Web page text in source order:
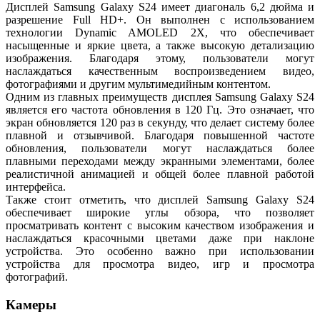
Дисплей Samsung Galaxy S24 имеет диагональ 6,2 дюйма и
разрешение Full HD+. Он выполнен с использованием
технологии Dynamic AMOLED 2X, что обеспечивает
насыщенные и яркие цвета, а также высокую детализацию
изображения. Благодаря этому, пользователи могут
наслаждаться качественным воспроизведением видео,
фотографиями и другим мультимедийным контентом.
Одним из главных преимуществ дисплея Samsung Galaxy S24
является его частота обновления в 120 Гц. Это означает, что
экран обновляется 120 раз в секунду, что делает систему более
плавной и отзывчивой. Благодаря повышенной частоте
обновления, пользователи могут наслаждаться более
плавными переходами между экранными элементами, более
реалистичной анимацией и общей более плавной работой
интерфейса.
Также стоит отметить, что дисплей Samsung Galaxy S24
обеспечивает широкие углы обзора, что позволяет
просматривать контент с высоким качеством изображения и
наслаждаться красочными цветами даже при наклоне
устройства. Это особенно важно при использовании
устройства для просмотра видео, игр и просмотра
фотографий.
Камеры